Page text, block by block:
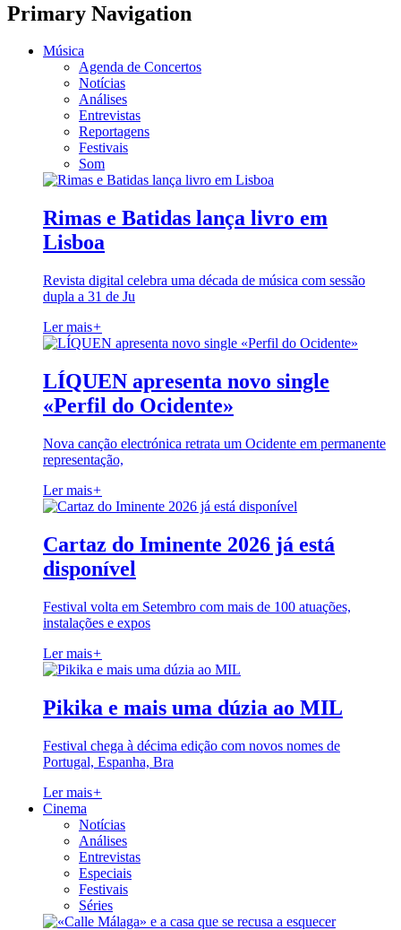
Primary Navigation
Música
Agenda de Concertos
Notícias
Análises
Entrevistas
Reportagens
Festivais
Som
Rimas e Batidas lança livro em
Lisboa
Revista digital celebra uma década de música com sessão
dupla a 31 de Ju
Ler mais+
LÍQUEN apresenta novo single
«Perfil do Ocidente»
Nova canção electrónica retrata um Ocidente em permanente
representação,
Ler mais+
Cartaz do Iminente 2026 já está
disponível
Festival volta em Setembro com mais de 100 atuações,
instalações e expos
Ler mais+
Pikika e mais uma dúzia ao MIL
Festival chega à décima edição com novos nomes de
Portugal, Espanha, Bra
Ler mais+
Cinema
Notícias
Análises
Entrevistas
Especiais
Festivais
Séries